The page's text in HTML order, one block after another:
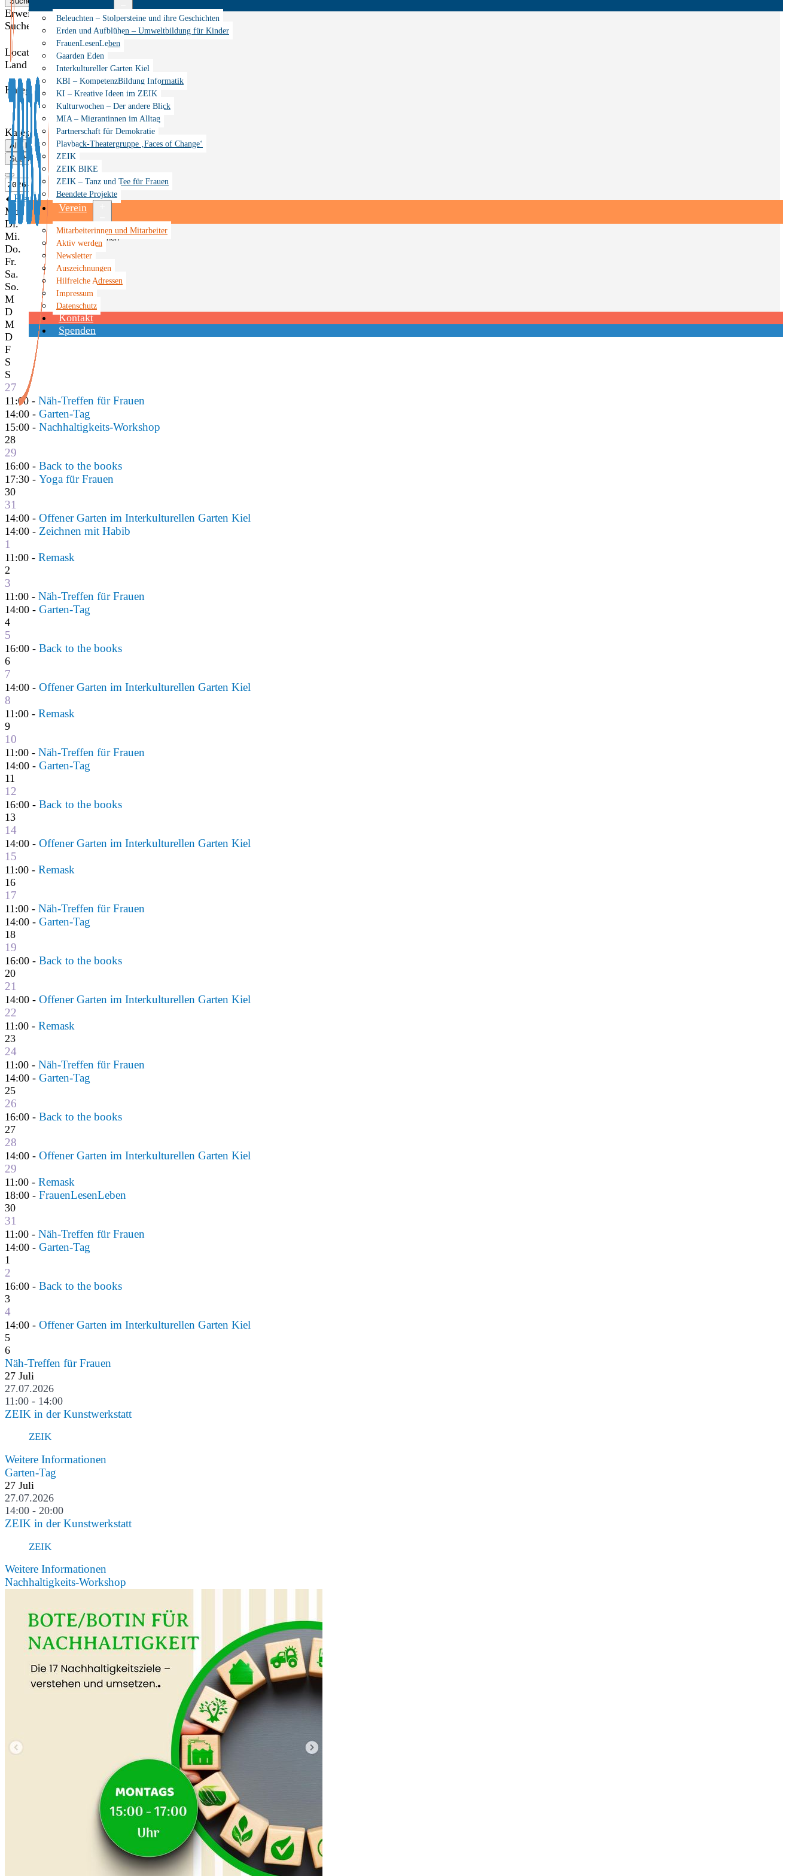
Menü
Beleuchten – Stolpersteine und ihre Geschichten
Erden und Aufblühen – Umweltbildung für Kinder
FrauenLesenLeben
Gaarden Eden
Interkultureller Garten Kiel
KBI – KompetenzBildung Informatik
KI – Kreative Ideen im ZEIK
Kulturwochen – Der andere Blick
MIA – Migrantinnen im Alltag
Partnerschaft für Demokratie
Playback-Theatergruppe ‚Faces of Change‘
ZEIK
ZEIK BIKE
ZEIK – Tanz und Tee für Frauen
Beendete Projekte
Verein
Menü
öffnen
Mitarbeiterinnen und Mitarbeiter
Aktiv werden
Newsletter
Auszeichnungen
Hilfreiche Adressen
Impressum
Datenschutz
Kontakt
Spenden
Erweiterte Suche anzeigen
Suche
Location Options
Land
Kategorien
Kategorien
Alle löschen
Suche
Heute
Mo.
Di.
Mi.
Do.
Fr.
Sa.
So.
M
D
M
D
F
S
S
27
11:00 - Näh-Treffen für Frauen
14:00 - Garten-Tag
15:00 - Nachhaltigkeits-Workshop
28
29
16:00 - Back to the books
17:30 - Yoga für Frauen
30
31
14:00 - Offener Garten im Interkulturellen Garten Kiel
14:00 - Zeichnen mit Habib
1
11:00 - Remask
2
3
11:00 - Näh-Treffen für Frauen
14:00 - Garten-Tag
4
5
16:00 - Back to the books
6
7
14:00 - Offener Garten im Interkulturellen Garten Kiel
8
11:00 - Remask
9
10
11:00 - Näh-Treffen für Frauen
14:00 - Garten-Tag
11
12
16:00 - Back to the books
13
14
14:00 - Offener Garten im Interkulturellen Garten Kiel
15
11:00 - Remask
16
17
11:00 - Näh-Treffen für Frauen
14:00 - Garten-Tag
18
19
16:00 - Back to the books
20
21
14:00 - Offener Garten im Interkulturellen Garten Kiel
22
11:00 - Remask
23
24
11:00 - Näh-Treffen für Frauen
14:00 - Garten-Tag
25
26
16:00 - Back to the books
27
28
14:00 - Offener Garten im Interkulturellen Garten Kiel
29
11:00 - Remask
18:00 - FrauenLesenLeben
30
31
11:00 - Näh-Treffen für Frauen
14:00 - Garten-Tag
1
2
16:00 - Back to the books
3
4
14:00 - Offener Garten im Interkulturellen Garten Kiel
5
6
Näh-Treffen für Frauen
27 Juli
27.07.2026
11:00 - 14:00
ZEIK in der Kunstwerkstatt
ZEIK
Weitere Informationen
Garten-Tag
27 Juli
27.07.2026
14:00 - 20:00
ZEIK in der Kunstwerkstatt
ZEIK
Weitere Informationen
Nachhaltigkeits-Workshop